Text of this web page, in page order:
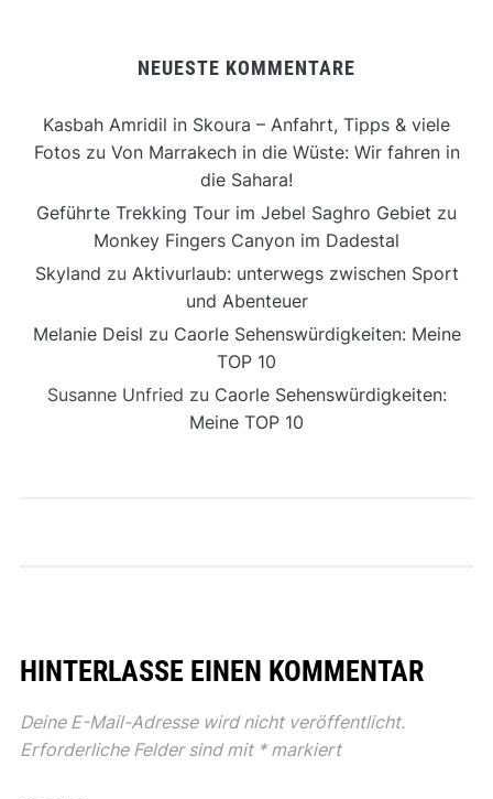
NEUESTE KOMMENTARE
Kasbah Amridil in Skoura – Anfahrt, Tipps & viele
Fotoszu Von Marrakech in die Wüste: Wir fahren in
die Sahara!
Geführte Trekking Tour im Jebel Saghro Gebiet zu
Monkey Fingers Canyon im Dadestal
Skyland zu Aktivurlaub: unterwegs zwischen Sport
und Abenteuer
Melanie Deisl zu Caorle Sehenswürdigkeiten: Meine
TOP 10
Susanne Unfried zu Caorle Sehenswürdigkeiten:
Meine TOP 10
HINTERLASSE EINEN KOMMENTAR
Deine E-Mail-Adresse wird nicht veröffentlicht.
Erforderliche Felder sind mit *markiert